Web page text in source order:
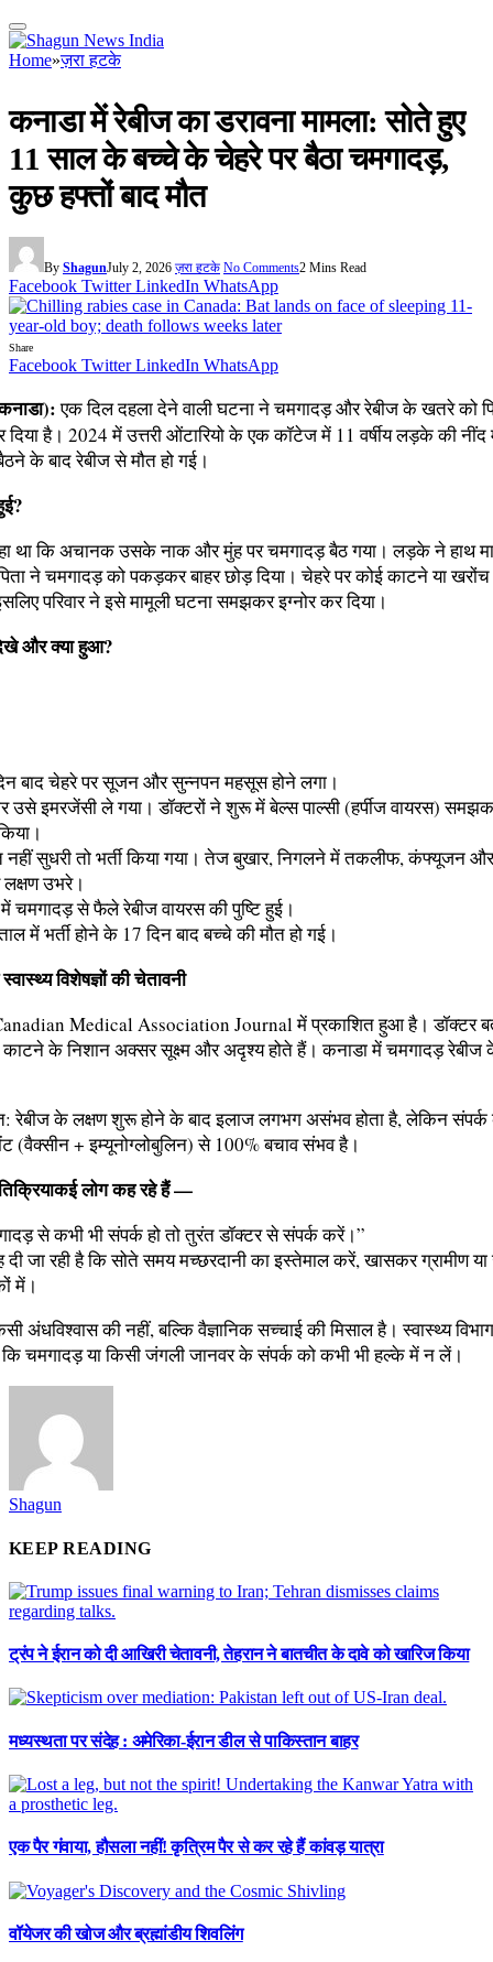
Home»ज़रा हटके
कनाडा में रेबीज का डरावना मामला: सोते हुए
11 साल के बच्चे के चेहरे पर बैठा चमगादड़,
कुछ हफ्तों बाद मौत
By ShagunJuly 2, 2026 ज़रा हटके No Comments2 Mins Read
Facebook Twitter LinkedIn WhatsApp
Share
Facebook Twitter LinkedIn WhatsApp
एक दिल दहला देने वाली घटना ने चमगादड़ और रेबीज के खतरे को
है। 2024 में उत्तरी ओंटारियो के एक कॉटेज में 11 वर्षीय लड़के की
के बाद रेबीज से मौत हो गई।
था कि अचानक उसके नाक और मुंह पर चमगादड़ बैठ गया। लड़के ने हाथ
ने चमगादड़ को पकड़कर बाहर छोड़ दिया। चेहरे पर कोई काटने या
परिवार ने इसे मामूली घटना समझकर इग्नोर कर दिया।
और क्या हुआ?
बाद चेहरे पर सूजन और सुन्नपन महसूस होने लगा।
उसे इमरजेंसी ले गया। डॉक्टरों ने शुरू में बेल्स पाल्सी (हर्पीज वायरस)
नहीं सुधरी तो भर्ती किया गया। तेज बुखार, निगलने में तकलीफ, कंफ्यूजन
लक्षण उभरे।
चमगादड़ से फैले रेबीज वायरस की पुष्टि हुई।
में भर्ती होने के 17 दिन बाद बच्चे की मौत हो गई।
विशेषज्ञों की चेतावनी
Medical Association Journal में प्रकाशित हुआ है। डॉक्टर
के निशान अक्सर सूक्ष्म और अदृश्य होते हैं। कनाडा में चमगादड़ रेबीज
रेबीज के लक्षण शुरू होने के बाद इलाज लगभग असंभव होता है, लेकिन
(वैक्सीन + इम्यूनोग्लोबुलिन) से 100% बचाव संभव है।
लोग कह रहे हैं —
से कभी भी संपर्क हो तो तुरंत डॉक्टर से संपर्क करें।”
दी जा रही है कि सोते समय मच्छरदानी का इस्तेमाल करें, खासकर ग्रामीण
में।
अंधविश्वास की नहीं, बल्कि वैज्ञानिक सच्चाई की मिसाल है। स्वास्थ्य
चमगादड़ या किसी जंगली जानवर के संपर्क को कभी भी हल्के में न लें।
Shagun
KEEP READING
ट्रंप ने ईरान को दी आखिरी चेतावनी, तेहरान ने बातचीत के दावे को खारिज किया
मध्यस्थता पर संदेह : अमेरिका-ईरान डील से पाकिस्तान बाहर
एक पैर गंवाया, हौसला नहीं! कृत्रिम पैर से कर रहे हैं कांवड़ यात्रा
वॉयेजर की खोज और ब्रह्मांडीय शिवलिंग